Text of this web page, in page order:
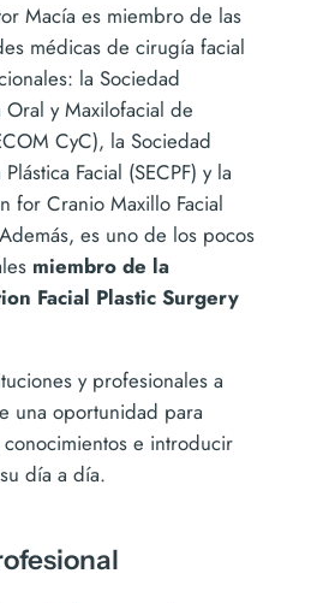
Macía es miembro de las
médicas de cirugía facial
la Sociedad
y Maxilofacial de
CyC), la Sociedad
Facial (SECPF) y la
for Cranio Maxillo Facial
es uno de los pocos
miembro de la
Facial Plastic Surgery
y profesionales a
una oportunidad para
e introducir
día a día.